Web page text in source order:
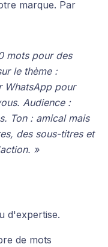
marque. Par
mots pour des
le thème :
WhatsApp pour
Audience :
Ton : amical mais
des sous-titres et
»
d'expertise.
de mots